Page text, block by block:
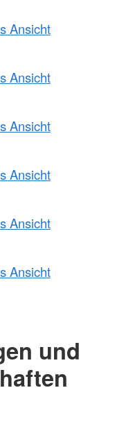
Ansicht
Ansicht
Ansicht
Ansicht
Ansicht
Ansicht
und